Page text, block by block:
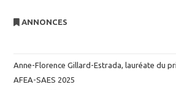
ANNONCES
Anne-Florence Gillard-Estrada, lauréate du
AFEA-SAES 2025